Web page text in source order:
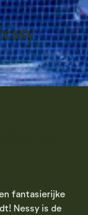
fantasierijke
Nessy is de